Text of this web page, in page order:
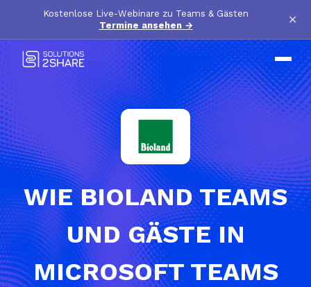
Kostenlose Live-Webinare zu Teams & Gästen
Termine ansehen → ×
WIE BIOLAND TEAMS
UND GÄSTE IN
MICROSOFT TEAMS